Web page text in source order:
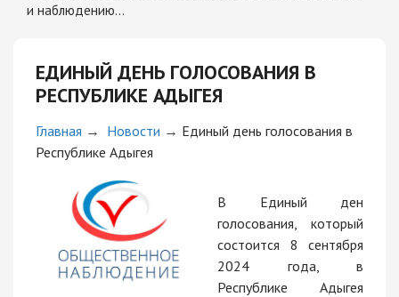
и наблюдению…
ЕДИНЫЙ ДЕНЬ ГОЛОСОВАНИЯ В
РЕСПУБЛИКЕ АДЫГЕЯ
Главная → Новости → Единый день голосования в
Республике Адыгея
В Единый ден
голосования, который
состоится 8 сентября
2024 года, в
Республике Адыгея